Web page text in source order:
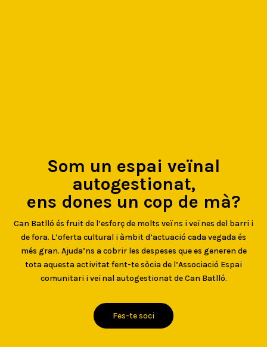
Som un espai veïnal
autogestionat,
ens dones un cop de mà?
Can Batlló és fruit de l’esforç de molts veïns i veïnes del barri i
de fora. L’oferta cultural i àmbit d’actuació cada vegada és
més gran. Ajuda’ns a cobrir les despeses que es generen de
tota aquesta activitat fent-te sòcia de l’Associació Espai
comunitari i veïnal autogestionat de Can Batlló.
Fes-te soci